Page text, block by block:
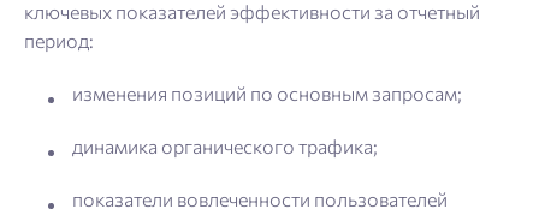
ключевых показателей эффективности за отчетный
период:
изменения позиций по основным запросам;
динамика органического трафика;
показатели вовлеченности пользователей